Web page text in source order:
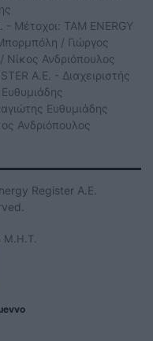
- Μέτοχοι: TAM ENERGY
/ Γιώργος
Νίκος Ανδριόπουλος
Α.Ε. - Διαχειριστής
Ευθυμιάδης
Ανδριόπουλος
Register Α.Ε.